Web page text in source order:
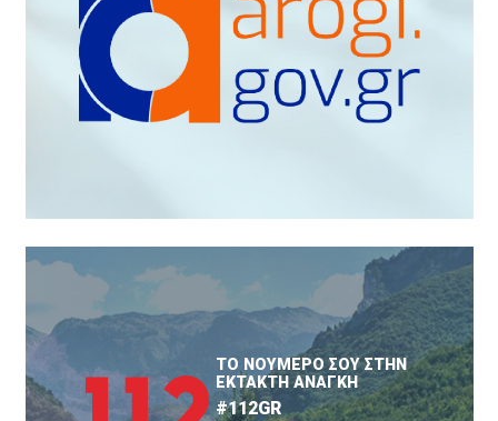
ΤΟ ΝΟΥΜΕΡΟ ΣΟΥ ΣΤΗΝ
ΕΚΤΑΚΤΗ ΑΝΑΓΚΗ
#112GR